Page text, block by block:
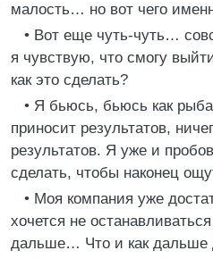
малость… но вот чего
• Вот еще чуть-чуть…
я чувствую, что смогу
как это сделать?
• Я бьюсь, бьюсь как
приносит результатов,
результатов. Я уже и
сделать, чтобы наконец
• Моя компания уже
хочется не
дальше… Что и как дальше